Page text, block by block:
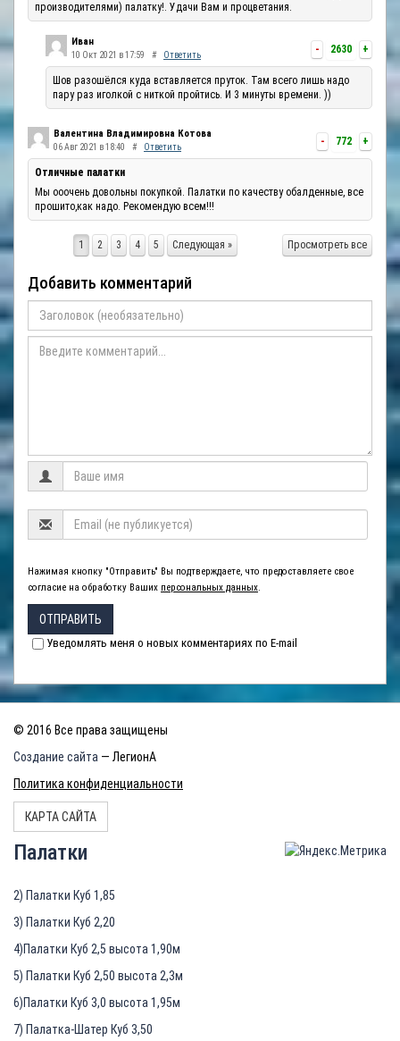
производителями) палатку!. Удачи Вам и процветания.
- 2630 +
Иван
10 Окт 2021 в 17:59 # Ответить
Шов разошёлся куда вставляется пруток. Там всего лишь надо
пару раз иголкой с ниткой пройтись. И 3 минуты времени. ))
- 772 +
Валентина Владимировна Котова
06 Авг 2021 в 18:40 # Ответить
Отличные палатки
Мы ооочень довольны покупкой. Палатки по качеству обалденные, все
прошито,как надо. Рекомендую всем!!!
Просмотреть все
1 2 3 4 5 Следующая »
Добавить комментарий
Нажимая кнопку "Отправить" Вы подтверждаете, что предоставляете свое
согласие на обработку Ваших персональных данных.
ОТПРАВИТЬ
Уведомлять меня о новых комментариях по E-mail
© 2016 Все права защищены
Создание сайта — ЛегионА
Политика конфиденциальности
КАРТА САЙТА
Палатки
2) Палатки Куб 1,85
3) Палатки Куб 2,20
4)Палатки Куб 2,5 высота 1,90м
5) Палатки Куб 2,50 высота 2,3м
6)Палатки Куб 3,0 высота 1,95м
7) Палатка-Шатер Куб 3,50